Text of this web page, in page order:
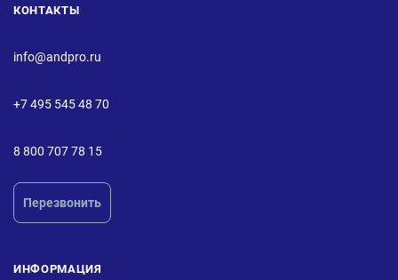
КОНТАКТЫ
info@andpro.ru
+7 495 545 48 70
8 800 707 78 15
Перезвонить
ИНФОРМАЦИЯ